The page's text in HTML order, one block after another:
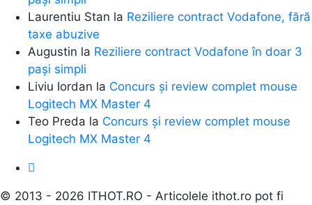
Laurentiu Stan la Reziliere contract Vodafone, fără
taxe abuzive
Augustin la Reziliere contract Vodafone în doar 3
pași simpli
Liviu Iordan la Concurs și review complet mouse
Logitech MX Master 4
Teo Preda la Concurs și review complet mouse
Logitech MX Master 4
© 2013 - 2026 ITHOT.RO - Articolele ithot.ro pot fi